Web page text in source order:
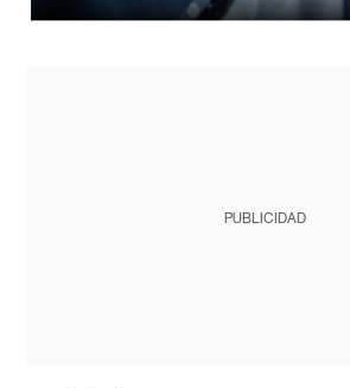
PUBLICIDAD